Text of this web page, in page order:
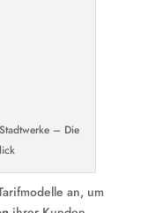
– Die
an, um